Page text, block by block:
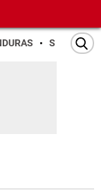
SAN PEDRO